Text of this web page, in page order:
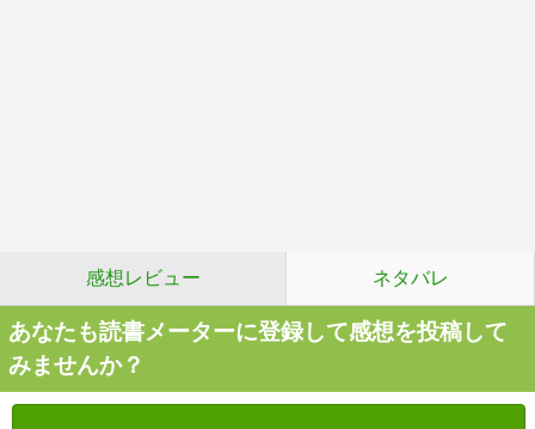
感想レビュー ネタバレ
あなたも読書メーターに登録して感想を投稿して
みませんか？